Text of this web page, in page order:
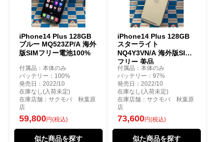
iPhone14 Plus 128GB
ブルー MQ523ZP/A 海外
版SIMフリー電池100%
付属品：本体のみ
バッテリー：100%
発売日：2022/10
在庫なし(入荷未定)
在庫店舗：サクモバ 秋葉原
店
59,800円(税込)
似た商品を探す
iPhone14 Plus 128GB
スターライト
NQ4Y3VN/A 海外版SIM
フリー 美品
付属品：本体のみ
バッテリー：97%
発売日：2022/10
在庫なし(入荷未定)
在庫店舗：サクモバ 秋葉原
店
73,600円(税込)
似た商品を探す